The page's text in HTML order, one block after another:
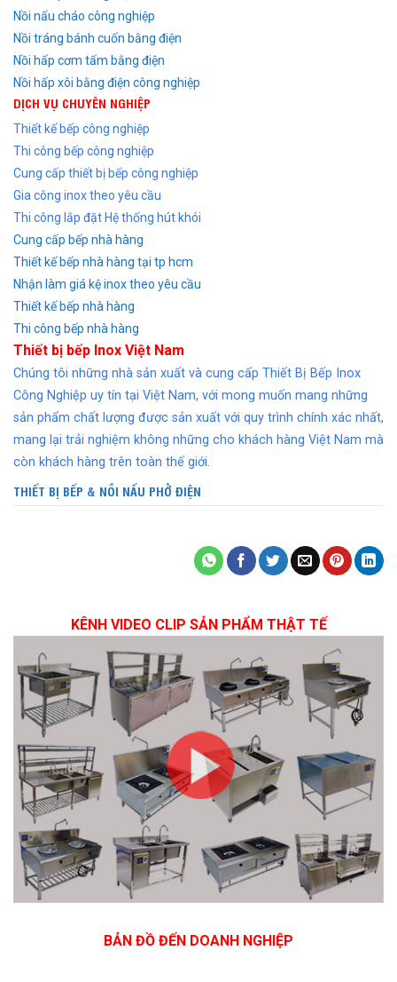
Nồi nấu cháo công nghiệp
Nồi tráng bánh cuốn bằng điện
Nồi hấp cơm tấm bằng điện
Nồi hấp xôi bằng điện công nghiệp
DỊCH VỤ CHUYÊN NGHIỆP
Thiết kế bếp công nghiệp
Thi công bếp công nghiệp
Cung cấp thiết bị bếp công nghiệp
Gia công inox theo yêu cầu
Thi công lắp đặt Hệ thống hút khói
Cung cấp bếp nhà hàng
Thiết kế bếp nhà hàng tại tp hcm
Nhận làm giá kệ inox theo yêu cầu
Thiết kế bếp nhà hàng
Thi công bếp nhà hàng
Thiết bị bếp Inox Việt Nam
Chúng tôi những nhà sản xuất và cung cấp Thiết Bị Bếp Inox
Công Nghiệp uy tín tại Việt Nam, với mong muốn mang những
sản phẩm chất lượng được sản xuất với quy trình chính xác nhất,
mang lại trải nghiệm không những cho khách hàng Việt Nam mà
còn khách hàng trên toàn thế giới.
THIẾT BỊ BẾP & NỒI NẤU PHỞ ĐIỆN
KÊNH VIDEO CLIP SẢN PHẨM THẬT TẾ
BẢN ĐỒ ĐẾN DOANH NGHIỆP